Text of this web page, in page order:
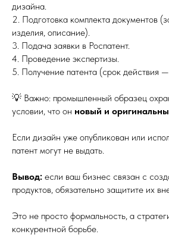
дизайна.
2. Подготовка комплекта документов
изделия, описание).
3. Подача заявки в Роспатент.
4. Проведение экспертизы.
5. Получение патента (срок действия
💡 Важно: промышленный образец
условии, что он новый и
Если дизайн уже опубликован или
патент могут не выдать.
Вывод: если ваш бизнес связан с
продуктов, обязательно защитите их
Это не просто формальность, а
конкурентной борьбе.